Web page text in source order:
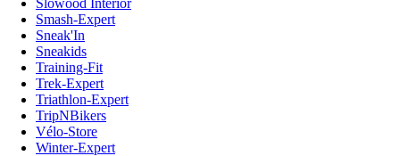
Smash-Expert
Sneak'In
Sneakids
Training-Fit
Trek-Expert
Triathlon-Expert
TripNBikers
Vélo-Store
Winter-Expert